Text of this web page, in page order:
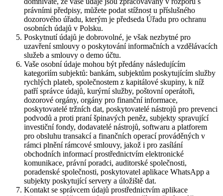
právními předpisy, můžete podat stížnost u příslušného
dozorového úřadu, kterým je předseda Úřadu pro ochranu
osobních údajů v Polsku.
Poskytnutí údajů je dobrovolné, je však nezbytné pro
uzavření smlouvy o poskytování informačních a vzdělávacích
služeb a smlouvy o demo účtu.
Vaše osobní údaje mohou být předány následujícím
kategoriím subjektů: bankám, subjektům poskytujícím služby
rychlých plateb, společnostem z kapitálové skupiny, k níž
patří správce údajů, kurýrní služby, poštovní operátoři,
dozorové orgány, orgány pro finanční informace,
poskytovatelé tržních dat, poskytovatelé nástrojů pro prevenci
podvodů a proti praní špinavých peněz, subjekty spravující
investiční fondy, dodavatelé nástrojů, softwaru a platforem
pro obsluhu transakcí a finančních operací prováděných v
rámci plnění rámcové smlouvy, jakož i pro zasílání
obchodních informací prostřednictvím elektronické
komunikace, právní poradci, auditorské společnosti,
poradenské společnosti, poskytovatel aplikace WhatsApp a
subjekty poskytující servery a úložiště dat.
Kontakt se správcem údajů prostřednictvím aplikace